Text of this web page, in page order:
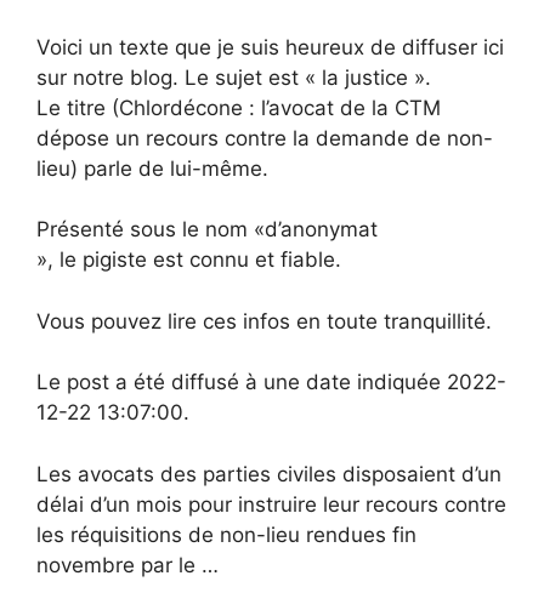
Voici un texte que je suis heureux de diffuser ici
sur notre blog. Le sujet est « la justice ».
Le titre (Chlordécone : l’avocat de la CTM
dépose un recours contre la demande de non-
lieu) parle de lui-même.
Présenté sous le nom «d’anonymat
», le pigiste est connu et fiable.
Vous pouvez lire ces infos en toute tranquillité.
Le post a été diffusé à une date indiquée 2022-
12-22 13:07:00.
Les avocats des parties civiles disposaient d’un
délai d’un mois pour instruire leur recours contre
les réquisitions de non-lieu rendues fin
novembre par le …